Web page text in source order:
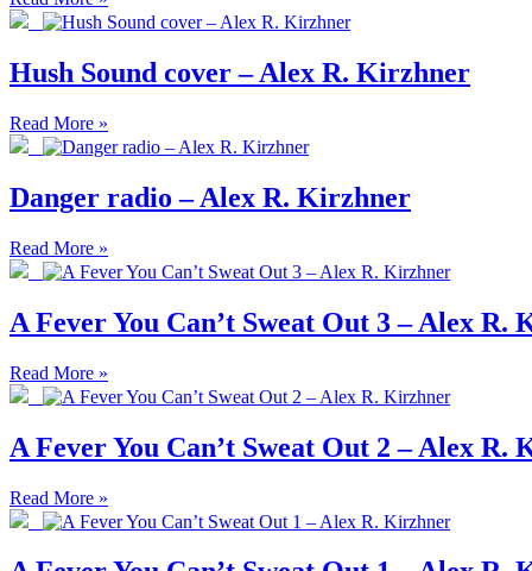
Hush Sound cover – Alex R. Kirzhner
Read More »
Danger radio – Alex R. Kirzhner
Read More »
A Fever You Can’t Sweat Out 3 – Alex R.
Read More »
A Fever You Can’t Sweat Out 2 – Alex R.
Read More »